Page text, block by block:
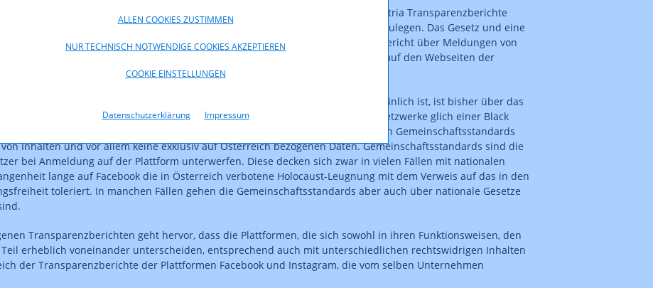
ALLEN COOKIES ZUSTIMMEN
NUR TECHNISCH NOTWENDIGE COOKIES AKZEPTIEREN
COOKIE EINSTELLUNGEN
Datenschutzerklärung Impressum
wie Facebook, Instagram oder TikTok erstmals der KommAustria Transparenzberichte
Gesetz (KoPl-G) für einen Beobachtungszeitraum von einem halben Jahr vorzulegen. Das Gesetz und eine
Verordnungverpflichten die Unternehmen unter dazu, einen strukturierten Bericht über Meldungen von
Umgang der Unternehmen damit zu erstellen. Diese Berichte müssen auch auf den Webseiten der
Werkzeug im Kampf gegen Hass im Netz. Obwohl das Problem augenscheinlich ist, ist bisher über das
den jeweiligen Plattformen nur wenig bekannt. Das Innenleben der sozialen Netzwerke glich einer Black
veröffentlichten Berichte enthielten in der Regel nur sehr generelle, an den Gemeinschaftsstandards
Inhalten und vor allem keine exklusiv auf Österreich bezogenen Daten. Gemeinschaftsstandards sind die
bei Anmeldung auf der Plattform unterwerfen. Diese decken sich zwar in vielen Fällen mit nationalen
lange auf Facebook die in Österreich verbotene Holocaust-Leugnung mit dem Verweis auf das in den
toleriert. In manchen Fällen gehen die Gemeinschaftsstandards aber auch über nationale Gesetze
Transparenzberichten geht hervor, dass die Plattformen, die sich sowohl in ihren Funktionsweisen, den
erheblich voneinander unterscheiden, entsprechend auch mit unterschiedlichen rechtswidrigen Inhalten
der Transparenzberichte der Plattformen Facebook und Instagram, die vom selben Unternehmen